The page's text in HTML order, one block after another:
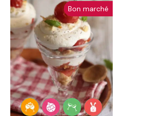
Bon marché